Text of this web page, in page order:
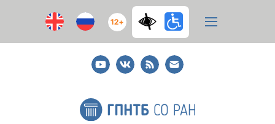
12+
YoutubeВКонтакте
RSS
E-
mail
подписка